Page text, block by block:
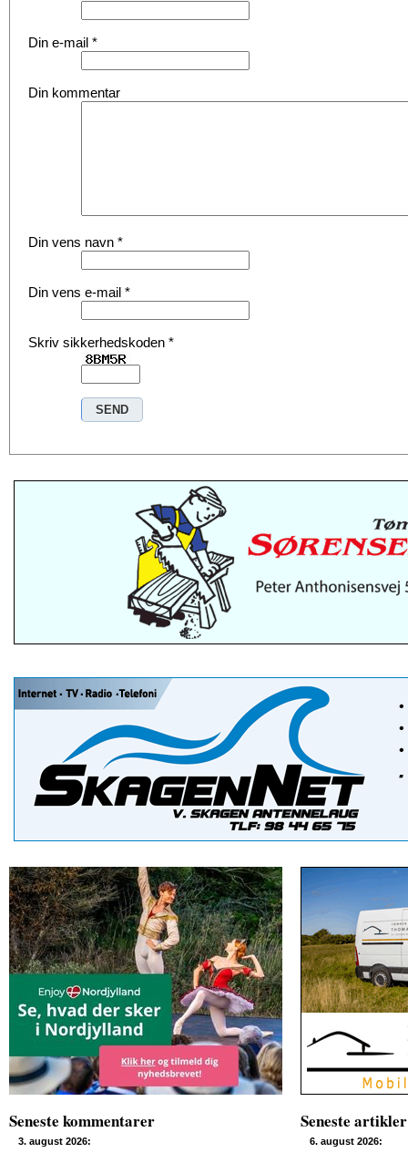
Din e-mail *
Din kommentar
Din vens navn *
Din vens e-mail *
Skriv sikkerhedskoden *
Seneste kommentarer
3. august 2026:
Seneste artikler
6. august 2026: